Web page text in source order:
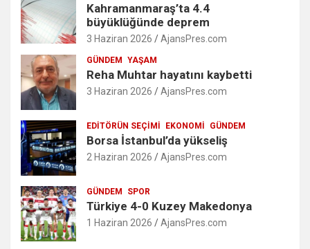
Kahramanmaraş’ta 4.4
büyüklüğünde deprem
3 Haziran 2026 AjansPres.com
GÜNDEM YAŞAM
Reha Muhtar hayatını kaybetti
3 Haziran 2026 AjansPres.com
EDITÖRÜN SEÇIMI EKONOMI GÜNDEM
Borsa İstanbul’da yükseliş
2 Haziran 2026 AjansPres.com
GÜNDEM SPOR
Türkiye 4-0 Kuzey Makedonya
1 Haziran 2026 AjansPres.com